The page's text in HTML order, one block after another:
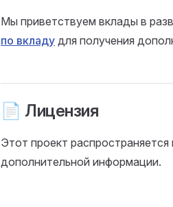
Мы приветствуем вклады в
по вкладу для получения
📄 Лицензия
Этот проект
дополнительной информации.